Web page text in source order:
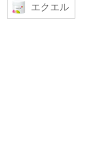
エクエル